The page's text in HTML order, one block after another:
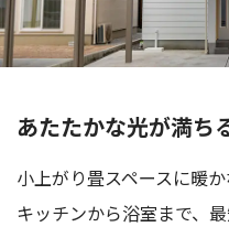
あたたかな光が満ち
小上がり畳スペースに暖か
キッチンから浴室まで、最